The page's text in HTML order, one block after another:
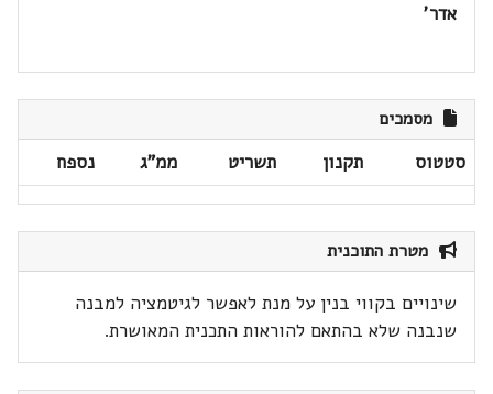
אדר'
מסמכים
סטטוס תקנון תשריט ממ"ג נספח
מטרת התוכנית
שינויים בקווי בנין על מנת לאפשר לגיטמציה למבנה
שנבנה שלא בהתאם להוראות התכנית המאושרת.